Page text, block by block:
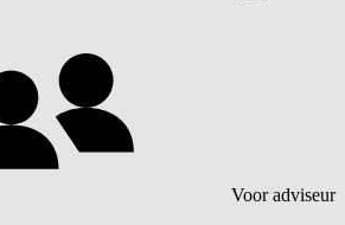
Voor adviseur